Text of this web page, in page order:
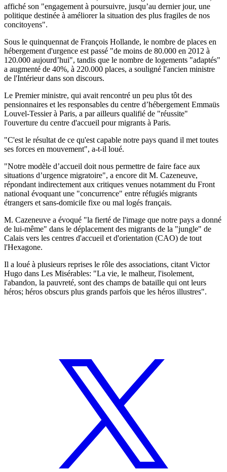
affiché son "engagement à poursuivre, jusqu’au dernier jour, une
politique destinée à améliorer la situation des plus fragiles de nos
concitoyens".
Sous le quinquennat de François Hollande, le nombre de places en
hébergement d'urgence est passé "de moins de 80.000 en 2012 à
120.000 aujourd’hui", tandis que le nombre de logements "adaptés"
a augmenté de 40%, à 220.000 places, a souligné l'ancien ministre
de l'Intérieur dans son discours.
Le Premier ministre, qui avait rencontré un peu plus tôt des
pensionnaires et les responsables du centre d’hébergement Emmaüs
Louvel-Tessier à Paris, a par ailleurs qualifié de "réussite"
l'ouverture du centre d'accueil pour migrants à Paris.
"C'est le résultat de ce qu'est capable notre pays quand il met toutes
ses forces en mouvement", a-t-il loué.
"Notre modèle d’accueil doit nous permettre de faire face aux
situations d’urgence migratoire", a encore dit M. Cazeneuve,
répondant indirectement aux critiques venues notamment du Front
national évoquant une "concurrence" entre réfugiés migrants
étrangers et sans-domicile fixe ou mal logés français.
M. Cazeneuve a évoqué "la fierté de l'image que notre pays a donné
de lui-même" dans le déplacement des migrants de la "jungle" de
Calais vers les centres d'accueil et d'orientation (CAO) de tout
l'Hexagone.
Il a loué à plusieurs reprises le rôle des associations, citant Victor
Hugo dans Les Misérables: "La vie, le malheur, l'isolement,
l'abandon, la pauvreté, sont des champs de bataille qui ont leurs
héros; héros obscurs plus grands parfois que les héros illustres".